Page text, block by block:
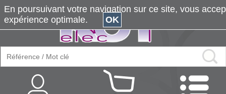
En poursuivant votre navigation sur ce site, vous
expérience optimale.
OK